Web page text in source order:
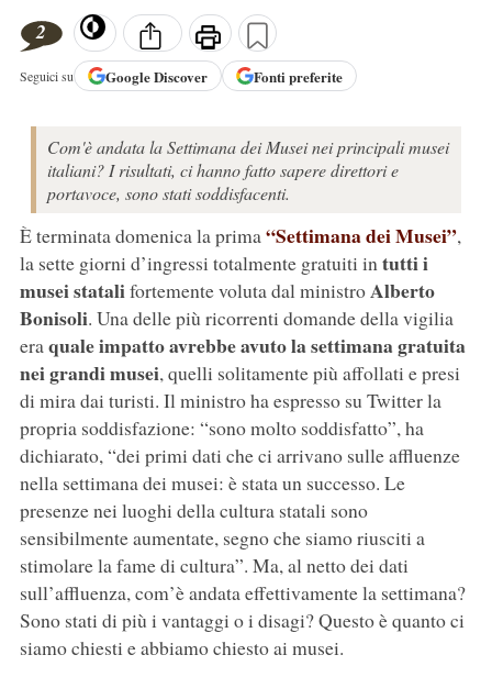
2
Seguici su GoogleDiscover Fonti preferite
Com'è andata la Settimana dei Musei nei principali musei
italiani? I risultati, ci hanno fatto sapere direttori e
portavoce, sono stati soddisfacenti.
È terminata domenica la prima“Settimana dei Musei”,
la sette giorni d’ingressi totalmente gratuiti intutti i
musei statalifortemente voluta dal ministroAlberto
Bonisoli. Una delle più ricorrenti domande della vigilia
eraquale impatto avrebbe avuto la settimana gratuita
nei grandi musei, quelli solitamente più affollati e presi
di mira dai turisti. Il ministro ha espresso su Twitter la
propria soddisfazione: “sono molto soddisfatto”, ha
dichiarato, “dei primi dati che ci arrivano sulle affluenze
nella settimana dei musei: è stata un successo. Le
presenze nei luoghi della cultura statali sono
sensibilmente aumentate, segno che siamo riusciti a
stimolare la fame di cultura”. Ma, al netto dei dati
sull’affluenza, com’è andata effettivamente la settimana?
Sono stati di più i vantaggi o i disagi? Questo è quanto ci
siamo chiesti e abbiamo chiesto ai musei.